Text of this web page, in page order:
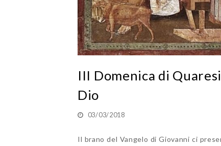
III Domenica di
Dio
03/03/2018
Il brano del Vangelo di Giovanni ci